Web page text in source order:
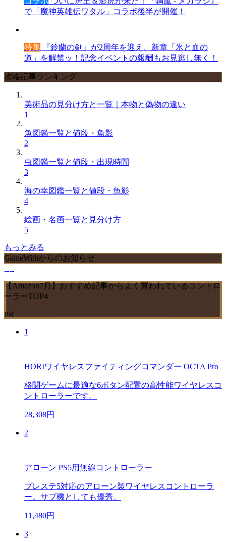
で「魔神英雄伝ワタル」コラボ後半が開催！
特集 『鈴蘭の剣』が2周年を迎え、新章「氷と血の
道」を解禁ッ！記念イベントの報酬もお見逃し無く！
攻略記事ランキング
美術品の見分け方と一覧｜本物と偽物の違い
1
魚図鑑一覧と値段・魚影
2
虫図鑑一覧と値段・出現時間
3
海の幸図鑑一覧と値段・魚影
4
絵画・名画一覧と見分け方
5
もっとみる
GameWithからのお知らせ
【Amazon7月】おすすめ記事からよく買われているコントロ
ーラーTOP4
PR
1
HORIワイヤレスファイティングコマンダー OCTA Pro
格闘ゲームに最適な6ボタン配置の高性能ワイヤレスコ
ントローラーです。
28,308円
2
アローン PS5用無線コントローラー
プレステ5対応のアローン製ワイヤレスコントローラ
ー。サブ機としても優秀。
11,480円
3